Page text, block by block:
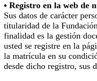
• Registro en la web de
Sus datos de carácter
titularidad de la
finalidad es la gestión
usted se registre en la
la matrícula en su
desde dicho registro, sus